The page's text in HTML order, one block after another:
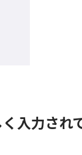
入力され